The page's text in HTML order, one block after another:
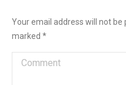
Your email address will not be
marked *
Comment